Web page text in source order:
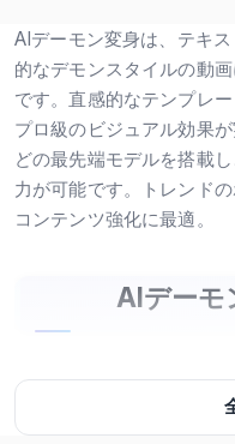
AIデーモン変身は、テキ
的なデモンスタイルの動
です。直感的なテンプレ
プロ級のビジュアル効果
どの最先端モデルを搭載
力が可能です。トレンド
コンテンツ強化に最適。
AIデーモ
テキスト）を基に、リア
るAI動画生成サービスで